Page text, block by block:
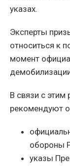
указах.
Эксперты
относиться к
момент
В связи с
рекомендуют
обороны
указы